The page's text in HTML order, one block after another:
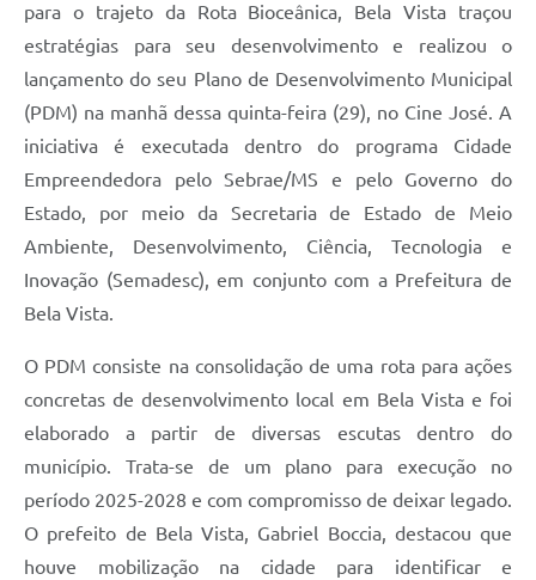
para o trajeto da Rota Bioceânica, Bela Vista traçou
estratégias para seu desenvolvimento e realizou o
lançamento do seu Plano de Desenvolvimento Municipal
(PDM) na manhã dessa quinta-feira (29), no Cine José. A
iniciativa é executada dentro do programa Cidade
Empreendedora pelo Sebrae/MS e pelo Governo do
Estado, por meio da Secretaria de Estado de Meio
Ambiente, Desenvolvimento, Ciência, Tecnologia e
Inovação (Semadesc), em conjunto com a Prefeitura de
Bela Vista.
O PDM consiste na consolidação de uma rota para ações
concretas de desenvolvimento local em Bela Vista e foi
elaborado a partir de diversas escutas dentro do
município. Trata-se de um plano para execução no
período 2025-2028 e com compromisso de deixar legado.
O prefeito de Bela Vista, Gabriel Boccia, destacou que
houve mobilização na cidade para identificar e